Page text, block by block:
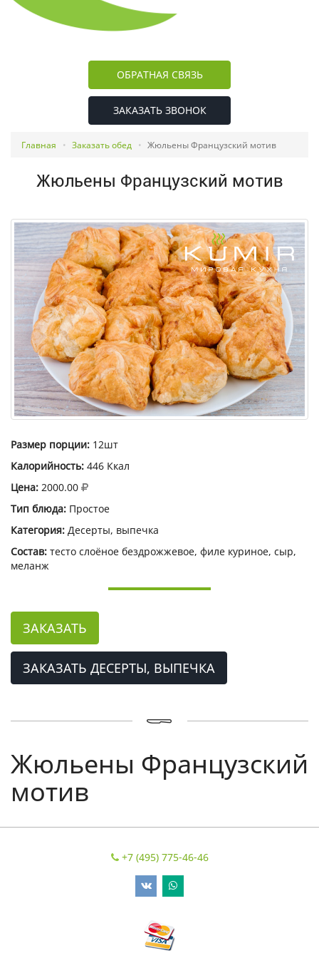
ОБРАТНАЯ СВЯЗЬ
ЗАКАЗАТЬ ЗВОНОК
Главная Заказать обед Жюльены Французский мотив
Жюльены Французский мотив
Размер порции: 12шт
Калорийность: 446 Ккал
Цена: 2000.00
Тип блюда: Простое
Категория: Десерты, выпечка
Состав: тесто слоёное бездрожжевое, филе куриное, сыр,
меланж
ЗАКАЗАТЬ
ЗАКАЗАТЬ ДЕСЕРТЫ, ВЫПЕЧКА
Жюльены Французский
мотив
+7 (495) 775-46-46